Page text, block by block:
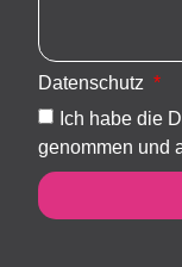
Datenschutz
Ich habe die
genommen und